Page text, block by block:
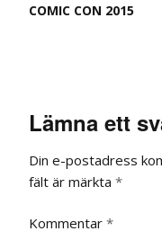
COMIC CON 2015
Lämna ett
Din e-postadress
fält är märkta *
Kommentar *